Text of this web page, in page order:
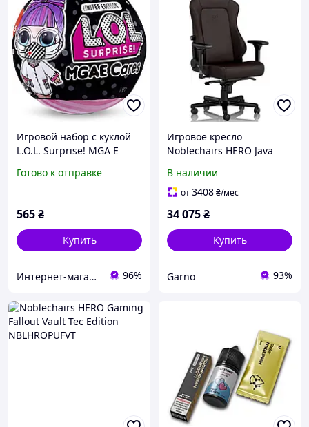
Игровой набор с куклой
L.O.L. Surprise! MGA E
Frontline Hero (572480)
Готово к отправке
565₴
Купить
Интернет-магазин "Pegas" 96%
Игровое кресло
Noblechairs HERO Java
В наличии
от3408₴/мес
34 075₴
Купить
Garno 93%